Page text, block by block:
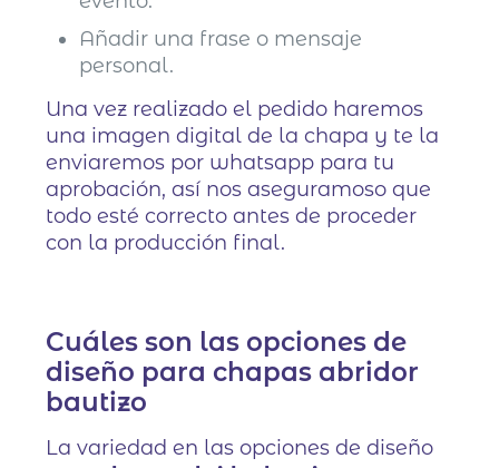
Añadir una frase o mensaje
personal.
Una vez realizado el pedido haremos
una imagen digital de la chapa y te la
enviaremos por whatsapp para tu
aprobación, así nos aseguramoso que
todo esté correcto antes de proceder
con la producción final.
Cuáles son las opciones de
diseño para chapas abridor
bautizo
La variedad en las opciones de diseño